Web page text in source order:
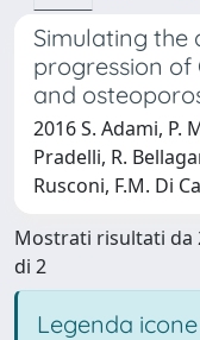
Simulating the
progression of
and
2016 S. Adami, P.
Pradelli, R.
Rusconi, F.M. Di
Mostrati risultati da
di 2
Legenda icone